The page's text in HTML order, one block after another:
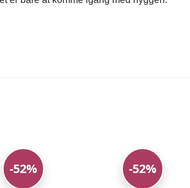
-52% -52%